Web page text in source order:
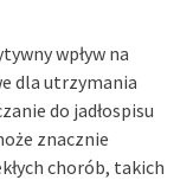
wpływ na
dla utrzymania
do jadłospisu
znacznie
chorób, takich